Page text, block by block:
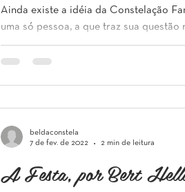
Ainda existe a idéia da Constelação
uma só pessoa, a que traz sua questão
Mas, as Constelações...
A Festa, por Bert
beldaconstela
7 de fev. de 2022
2 min de leitura